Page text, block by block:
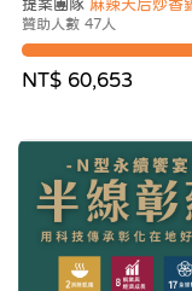
提案團隊 麻辣天后炒香
贊助人數 47人
NT$ 60,653